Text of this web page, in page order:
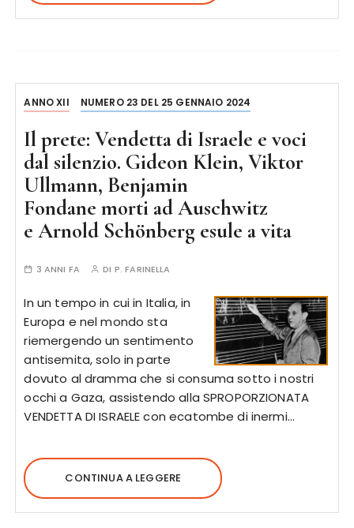
ANNO XII NUMERO 23 DEL 25 GENNAIO 2024
Il prete: Vendetta di Israele e voci
dal silenzio. Gideon Klein, Viktor
Ullmann, Benjamin
Fondane morti ad Auschwitz
e Arnold Schönberg esule a vita
3 ANNI FA DI P. FARINELLA
In un tempo in cui in Italia, in
Europa e nel mondo sta
riemergendo un sentimento
antisemita, solo in parte
dovuto al dramma che si consuma sotto i nostri
occhi a Gaza, assistendo alla SPROPORZIONATA
VENDETTA DI ISRAELE con ecatombe di inermi…
CONTINUA A LEGGERE